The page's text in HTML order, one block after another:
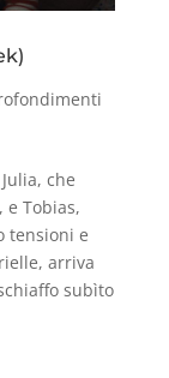
che
e Tobias,
tensioni e
arriva
subìto